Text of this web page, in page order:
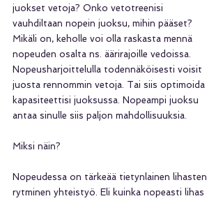
juokset vetoja? Onko vetotreenisi
vauhdiltaan nopein juoksu, mihin pääset?
Mikäli on, keholle voi olla raskasta mennä
nopeuden osalta ns. äärirajoille vedoissa.
Nopeusharjoittelulla todennäköisesti voisit
juosta rennommin vetoja. Tai siis optimoida
kapasiteettisi juoksussa. Nopeampi juoksu
antaa sinulle siis paljon mahdollisuuksia.
Miksi näin?
Nopeudessa on tärkeää tietynlainen lihasten
rytminen yhteistyö. Eli kuinka nopeasti lihas